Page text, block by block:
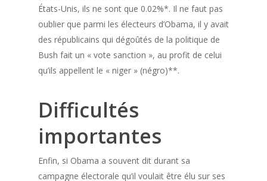
États-Unis, ils ne sont que 0.02%*. Il ne faut pas
oublier que parmi les électeurs d’Obama, il y avait
des républicains qui dégoûtés de la politique de
Bush fait un « vote sanction », au profit de celui
qu’ils appellent le « niger » (négro)**.
Difficultés
importantes
Enfin, si Obama a souvent dit durant sa
campagne électorale qu’il voulait être élu sur ses